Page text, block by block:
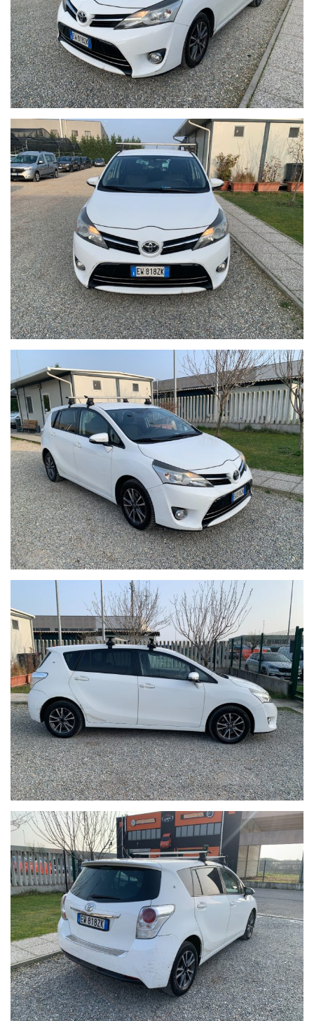
LE GARANZIE RILASCIATE SONO UTILIZZABILI IN TUTTO IL
TERRITORIO EUROPEO.
FINANZIAMENTI PERSONALIZZABILI CON TASSI AGEVOLATI E
PACCHETTI ASSICURATIVI INLCUSI .
restano a carico dell’acquirente:
•Tagliando di manutenzione ordinaria (se necessario)
•Revisione ministeriale (se in scadenza)
•Eventuali interventi o ripristini meccanici ed estetici non
specificamente indicati nell’annuncio
•Passaggio di proprieta
Il veicolo viene venduto nello stato in cui si trova, con
possibilità di visione e prova su appuntamento.
Si consiglia di verificare la disponibilità effettiva della vettura
previo invio mail oppure contattando i numeri di telefono
segnalati sull’annuncio.
Auto Italia si scusa per eventuali imprecisioni dovessero
verificarsi nelle descrizioni dei veicoli offerti, che non
rappresentano pertanto impegno contrattuale. Per poter
offrire il massimo servizio è gradito un contatto telefonico per
ottenere conferma su dotazioni e disponibilità